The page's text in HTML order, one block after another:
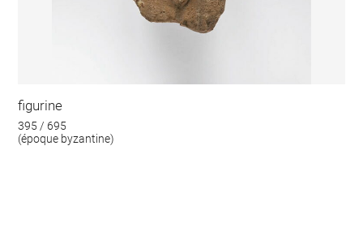
figurine
395 / 695
(époque byzantine)